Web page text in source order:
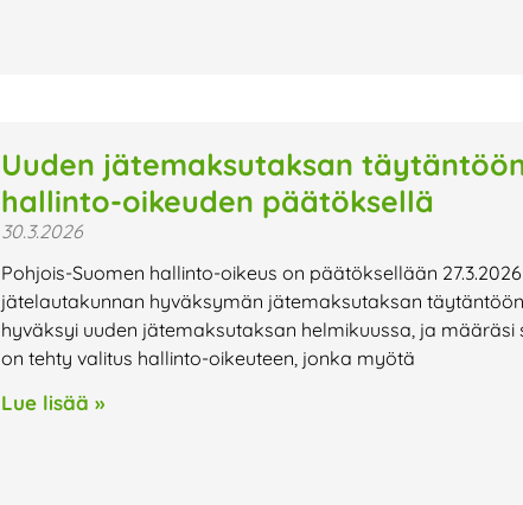
Uuden jätemaksutaksan
hallinto-oikeuden päätöksellä
30.3.2026
Pohjois-Suomen hallinto-oikeus on päätöksellään
jätelautakunnan hyväksymän jätemaksutaksan
hyväksyi uuden jätemaksutaksan helmikuussa, ja määräsi
on tehty valitus hallinto-oikeuteen, jonka myötä
Lue lisää »